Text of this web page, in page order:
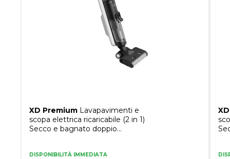
XD Premium Lavapavimenti e
scopa elettrica ricaricabile (2 in 1)
Secco e bagnato doppio
DISPONIBILITÀ IMMEDIATA